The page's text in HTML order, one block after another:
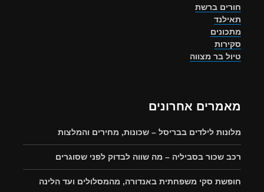
חורים ברשת
תאילנד
מתכונים
סקירות
טיול בר מצווה
מאמרים אחרונים
מלונות לילדים בבריסל – שכונות, מחירים והמלצות
רכב שכור בסביליה – מה שווה לבדוק לפני שסוגרים
חופשת סקי משפחתית באנדורה, מהמסלולים ועד הלינה